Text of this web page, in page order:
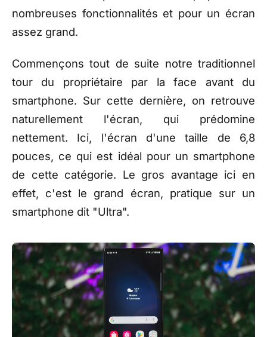
nombreuses fonctionnalités et pour un écran
assez grand.
Commençons tout de suite notre traditionnel
tour du propriétaire par la face avant du
smartphone. Sur cette dernière, on retrouve
naturellement l'écran, qui prédomine
nettement. Ici, l'écran d'une taille de 6,8
pouces, ce qui est idéal pour un smartphone
de cette catégorie. Le gros avantage ici en
effet, c'est le grand écran, pratique sur un
smartphone dit "Ultra".